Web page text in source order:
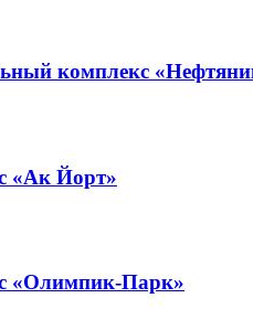
комплекс
«Ак Йорт»
«Олимпик-Парк»